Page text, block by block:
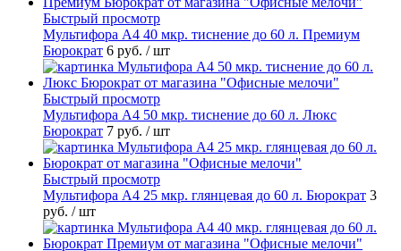
Быстрый просмотр
Мультифора А4 40 мкр. тиснение до 60 л. Премиум
Бюрократ 6 руб. / шт
Быстрый просмотр
Мультифора А4 50 мкр. тиснение до 60 л. Люкс
Бюрократ 7 руб. / шт
Быстрый просмотр
Мультифора А4 25 мкр. глянцевая до 60 л. Бюрократ 3
руб. / шт